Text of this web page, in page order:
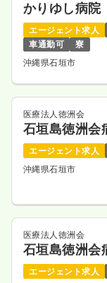
かりゆし病院
エージェント求人
車通勤可
寮
沖縄県石垣市
医療法人徳洲会
石垣島徳洲会
エージェント求人
沖縄県石垣市
医療法人徳洲会
石垣島徳洲会
エージェント求人